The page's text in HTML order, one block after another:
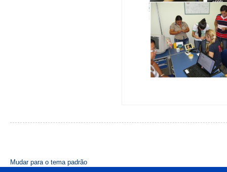
Mudar para o tema padrão